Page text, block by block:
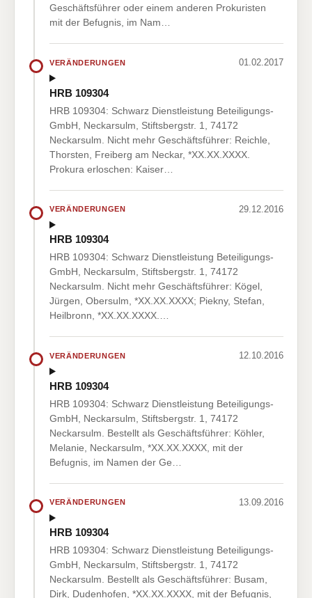
Geschäftsführer oder einem anderen Prokuristen
mit der Befugnis, im Nam…
VERÄNDERUNGEN 01.02.2017
HRB 109304
HRB 109304: Schwarz Dienstleistung Beteiligungs-
GmbH, Neckarsulm, Stiftsbergstr. 1, 74172
Neckarsulm. Nicht mehr Geschäftsführer: Reichle,
Thorsten, Freiberg am Neckar, *XX.XX.XXXX.
Prokura erloschen: Kaiser…
VERÄNDERUNGEN 29.12.2016
HRB 109304
HRB 109304: Schwarz Dienstleistung Beteiligungs-
GmbH, Neckarsulm, Stiftsbergstr. 1, 74172
Neckarsulm. Nicht mehr Geschäftsführer: Kögel,
Jürgen, Obersulm, *XX.XX.XXXX; Piekny, Stefan,
Heilbronn, *XX.XX.XXXX.…
VERÄNDERUNGEN 12.10.2016
HRB 109304
HRB 109304: Schwarz Dienstleistung Beteiligungs-
GmbH, Neckarsulm, Stiftsbergstr. 1, 74172
Neckarsulm. Bestellt als Geschäftsführer: Köhler,
Melanie, Neckarsulm, *XX.XX.XXXX, mit der
Befugnis, im Namen der Ge…
VERÄNDERUNGEN 13.09.2016
HRB 109304
HRB 109304: Schwarz Dienstleistung Beteiligungs-
GmbH, Neckarsulm, Stiftsbergstr. 1, 74172
Neckarsulm. Bestellt als Geschäftsführer: Busam,
Dirk, Dudenhofen, *XX.XX.XXXX, mit der Befugnis,